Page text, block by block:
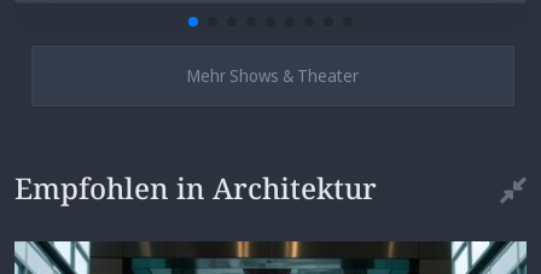
Mehr Shows & Theater
Empfohlen in Architektur